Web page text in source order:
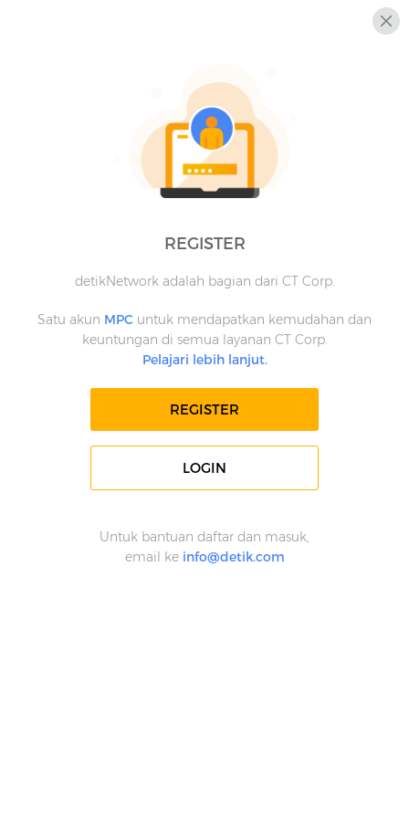
REGISTER
detikNetwork adalah bagian dari CT Corp.
Satu akun MPC untuk mendapatkan kemudahan dan
keuntungan di semua layanan CT Corp.
Pelajari lebih lanjut.
REGISTER
LOGIN
Untuk bantuan daftar dan masuk,
email ke info@detik.com